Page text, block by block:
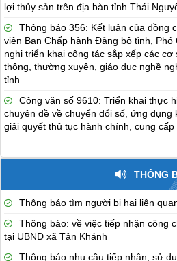
lợi thủy sản trên địa bàn tỉnh Thái
Thông báo 356: Kết luận của đồng
viên Ban Chấp hành Đảng bộ tỉnh, Phó
nghị triển khai công tác sắp xếp các
thông, thường xuyên, giáo dục nghề
tỉnh
Công văn số 9610: Triển khai thực
chuyên đề về chuyển đổi số, ứng dụng
giải quyết thủ tục hành chính, cung cấp
THÔNG
Thông báo tìm người bị hại liên
Thông báo: về việc tiếp nhận công
tại UBND xã Tân Khánh
Thông báo nhu cầu tiếp nhận, sử